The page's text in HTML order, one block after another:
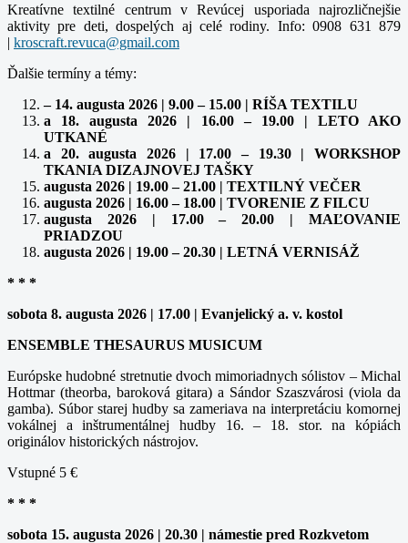
Kreatívne textilné centrum v Revúcej usporiada najrozličnejšie
aktivity pre deti, dospelých aj celé rodiny. Info: 0908 631 879
|
Ďalšie termíny a témy:
– 14. augusta 2026 | 9.00 – 15.00 | RÍŠA TEXTILU
a 18. augusta 2026 | 16.00 – 19.00 | LETO AKO
UTKANÉ
a 20. augusta 2026 | 17.00 – 19.30 | WORKSHOP
TKANIA DIZAJNOVEJ TAŠKY
augusta 2026 | 19.00 – 21.00 | TEXTILNÝ VEČER
augusta 2026 | 16.00 – 18.00 | TVORENIE Z FILCU
augusta 2026 | 17.00 – 20.00 | MAĽOVANIE
PRIADZOU
augusta 2026 | 19.00 – 20.30 | LETNÁ VERNISÁŽ
* * *
sobota 8. augusta 2026 | 17.00 | Evanjelický a. v. kostol
ENSEMBLE THESAURUS MUSICUM
Európske hudobné stretnutie dvoch mimoriadnych sólistov – Michal
Hottmar (theorba, baroková gitara) a Sándor Szaszvárosi (viola da
gamba). Súbor starej hudby sa zameriava na interpretáciu komornej
vokálnej a inštrumentálnej hudby 16. – 18. stor. na kópiách
originálov historických nástrojov.
Vstupné 5 €
* * *
sobota 15. augusta 2026 | 20.30 | námestie pred Rozkvetom